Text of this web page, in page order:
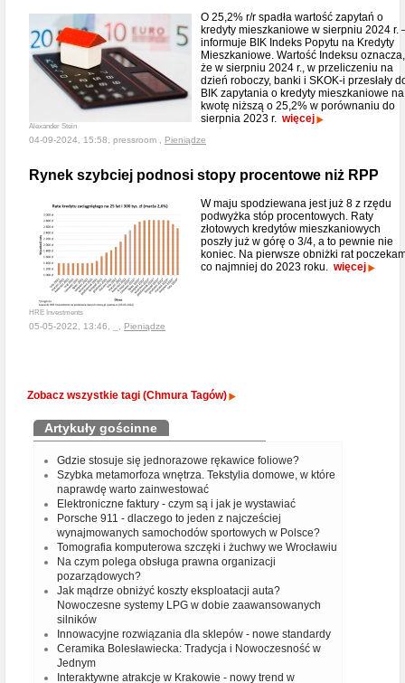
Alexander Stein
O 25,2% r/r spadła wartość zapytań o
kredyty mieszkaniowe w sierpniu 2024 r.
informuje BIK Indeks Popytu na Kredyty
Mieszkaniowe. Wartość Indeksu oznacza,
że w sierpniu 2024 r., w przeliczeniu na
dzień roboczy, banki i SKOK-i przesłały
BIK zapytania o kredyty mieszkaniowe na
kwotę niższą o 25,2% w porównaniu do
sierpnia 2023 r. więcej
04-09-2024, 15:58, pressroom , Pieniądze
Rynek szybciej podnosi stopy procentowe niż RPP
HRE Investments
W maju spodziewana jest już 8 z rzędu
podwyżka stóp procentowych. Raty
złotowych kredytów mieszkaniowych
poszły już w górę o 3/4, a to pewnie nie
koniec. Na pierwsze obniżki rat
co najmniej do 2023 roku. więcej
05-05-2022, 13:46, _, Pieniądze
Zobacz wszystkie tagi (Chmura Tagów)
Artykuły gościnne
Gdzie stosuje się jednorazowe rękawice foliowe?
Szybka metamorfoza wnętrza. Tekstylia domowe, w które
naprawdę warto zainwestować
Elektroniczne faktury - czym są i jak je wystawiać
Porsche 911 - dlaczego to jeden z najcześciej
wynajmowanych samochodów sportowych w Polsce?
Tomografia komputerowa szczęki i żuchwy we Wrocławiu
Na czym polega obsługa prawna organizacji
pozarządowych?
Jak mądrze obniżyć koszty eksploatacji auta?
Nowoczesne systemy LPG w dobie zaawansowanych
silników
Innowacyjne rozwiązania dla sklepów - nowe standardy
Ceramika Bolesławiecka: Tradycja i Nowoczesność w
Jednym
Interaktywne atrakcje w Krakowie - nowy trend w